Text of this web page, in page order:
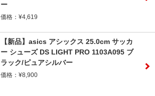
ー
価格：¥4,619
【新品】asics アシックス 25.0cm サッカ
ー シューズ DS LIGHT PRO 1103A095 ブ
ラック/ピュアシルバー
価格：¥8,900